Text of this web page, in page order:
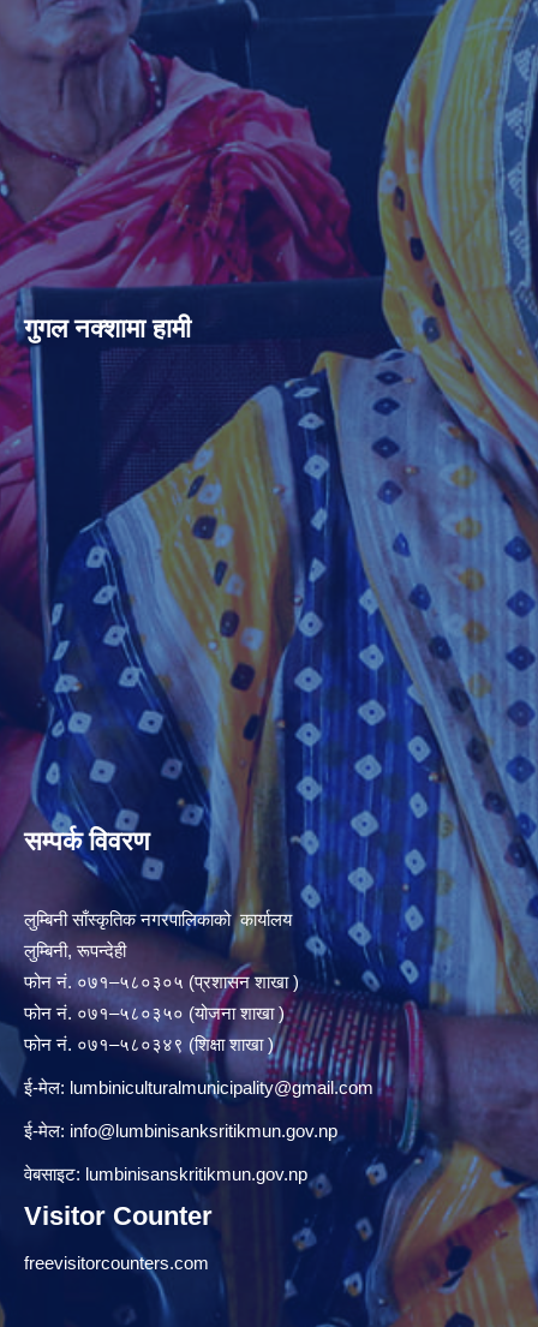
गुगल नक्शामा हामी
सम्पर्क विवरण
लुम्बिनी साँस्कृतिक नगरपालिकाको कार्यालय
लुम्बिनी, रूपन्देही
फोन नं. ०७१–५८०३०५ (प्रशासन शाखा )
फोन नं. ०७१–५८०३५० (योजना शाखा )
फोन नं. ०७१–५८०३४९ (शिक्षा शाखा )
ई-मेल: lumbiniculturalmunicipality@gmail.com
ई-मेल: info@lumbinisanksritikmun.gov.np
वेबसाइट: lumbinisanskritikmun.gov.np
Visitor Counter
freevisitorcounters.com